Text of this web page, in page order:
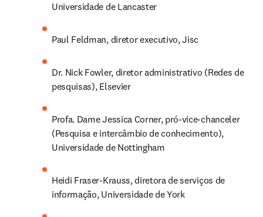
Universidade de Lancaster
Paul Feldman, diretor executivo, Jisc
Dr. Nick Fowler, diretor administrativo (Redes de
pesquisas), Elsevier
Profa. Dame Jessica Corner, pró-vice-chanceler
(Pesquisa e intercâmbio de conhecimento),
Universidade de Nottingham
Heidi Fraser-Krauss, diretora de serviços de
informação, Universidade de York